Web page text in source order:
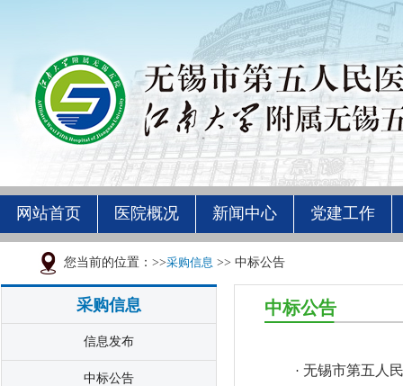
网站首页 医院概况 新闻中心 党建工作
您当前的位置：>>采购信息 >> 中标公告
采购信息
信息发布
中标公告
中标公告
·无锡市第五人